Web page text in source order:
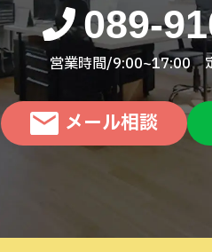
089-
営業時間/9:00~17:00
メール相談